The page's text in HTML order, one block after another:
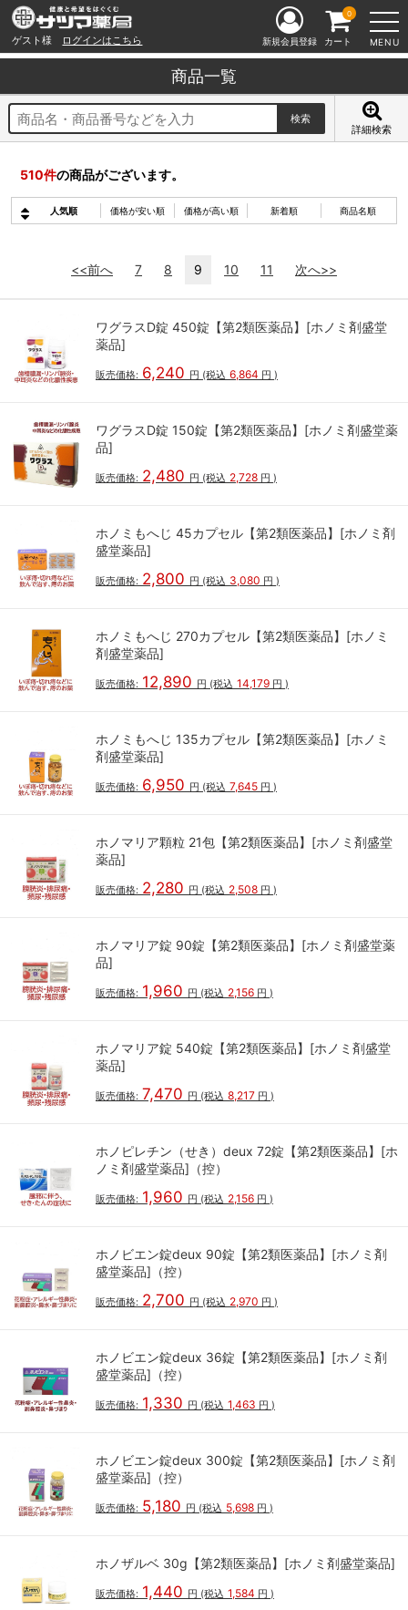
ゲスト様 ログインはこちら MENU
新規会員登録 カート
0
商品一覧
詳細検索
510件の商品がございます。
人気順 価格が安い順 価格が高い順 新着順 商品名順
<<前へ 7 8 9 10 11 次へ>>
ワグラスD錠 450錠【第2類医薬品】[ホノミ剤盛堂
薬品]
販売価格: 6,240 円 (税込 6,864 円 )
ワグラスD錠 150錠【第2類医薬品】[ホノミ剤盛堂薬
品]
販売価格: 2,480 円 (税込 2,728 円 )
ホノミもへじ 45カプセル【第2類医薬品】[ホノミ剤
盛堂薬品]
販売価格: 2,800 円 (税込 3,080 円 )
ホノミもへじ 270カプセル【第2類医薬品】[ホノミ
剤盛堂薬品]
販売価格: 12,890 円 (税込 14,179 円 )
ホノミもへじ 135カプセル【第2類医薬品】[ホノミ
剤盛堂薬品]
販売価格: 6,950 円 (税込 7,645 円 )
ホノマリア顆粒 21包【第2類医薬品】[ホノミ剤盛堂
薬品]
販売価格: 2,280 円 (税込 2,508 円 )
ホノマリア錠 90錠【第2類医薬品】[ホノミ剤盛堂薬
品]
販売価格: 1,960 円 (税込 2,156 円 )
ホノマリア錠 540錠【第2類医薬品】[ホノミ剤盛堂
薬品]
販売価格: 7,470 円 (税込 8,217 円 )
ホノピレチン（せき）deux 72錠【第2類医薬品】[ホ
ノミ剤盛堂薬品]（控）
販売価格: 1,960 円 (税込 2,156 円 )
ホノビエン錠deux 90錠【第2類医薬品】[ホノミ剤
盛堂薬品]（控）
販売価格: 2,700 円 (税込 2,970 円 )
ホノビエン錠deux 36錠【第2類医薬品】[ホノミ剤
盛堂薬品]（控）
販売価格: 1,330 円 (税込 1,463 円 )
ホノビエン錠deux 300錠【第2類医薬品】[ホノミ剤
盛堂薬品]（控）
販売価格: 5,180 円 (税込 5,698 円 )
ホノザルベ 30g【第2類医薬品】[ホノミ剤盛堂薬品]
販売価格: 1,440 円 (税込 1,584 円 )